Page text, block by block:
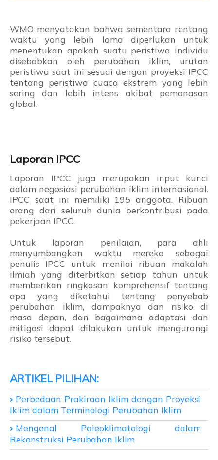
WMO menyatakan bahwa sementara rentang
waktu yang lebih lama diperlukan untuk
menentukan apakah suatu peristiwa individu
disebabkan oleh perubahan iklim, urutan
peristiwa saat ini sesuai dengan proyeksi IPCC
tentang peristiwa cuaca ekstrem yang lebih
sering dan lebih intens akibat pemanasan
global.
Laporan IPCC
Laporan IPCC juga merupakan input kunci
dalam negosiasi perubahan iklim internasional.
IPCC saat ini memiliki 195 anggota. Ribuan
orang dari seluruh dunia berkontribusi pada
pekerjaan IPCC.
Untuk laporan penilaian, para ahli
menyumbangkan waktu mereka sebagai
penulis IPCC untuk menilai ribuan makalah
ilmiah yang diterbitkan setiap tahun untuk
memberikan ringkasan komprehensif tentang
apa yang diketahui tentang penyebab
perubahan iklim, dampaknya dan risiko di
masa depan, dan bagaimana adaptasi dan
mitigasi dapat dilakukan untuk mengurangi
risiko tersebut.
Perbedaan Prakiraan Iklim dengan Proyeksi
Iklim dalam Terminologi Perubahan Iklim
Mengenal Paleoklimatologi dalam
Rekonstruksi Perubahan Iklim